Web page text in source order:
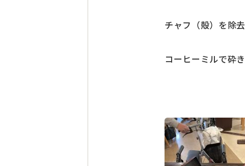
チャフ（殻）を除
コーヒーミルで砕